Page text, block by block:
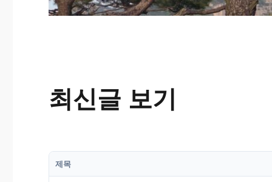
최신글 보기
제목